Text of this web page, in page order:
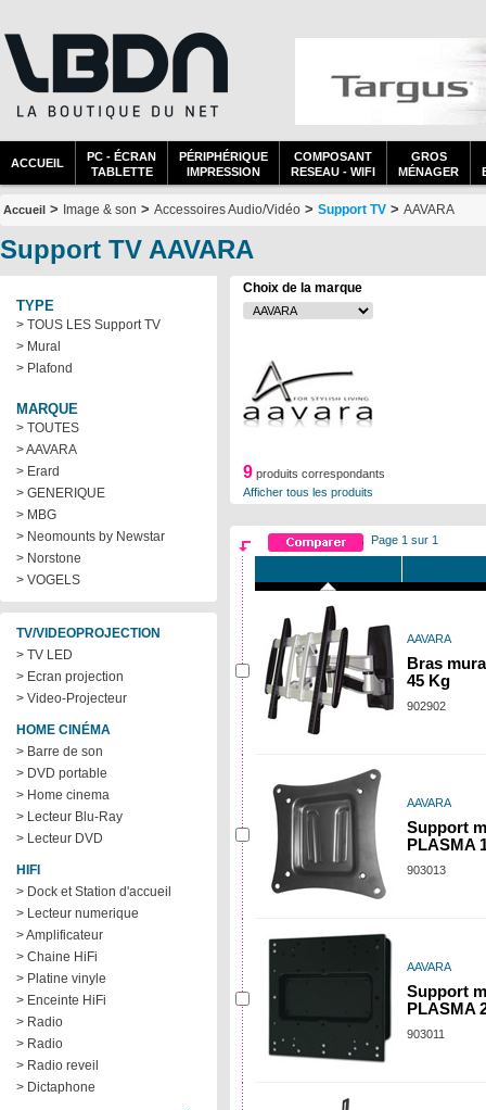
ACCUEIL
PC - ÉCRAN
TABLETTE
PÉRIPHÉRIQUE
IMPRESSION
COMPOSANT
RESEAU - WIFI
GROS
MÉNAGER
Accueil > Image & son > Accessoires Audio/Vidéo > Support TV > AAVARA
Support TV AAVARA
TYPE
> TOUS LES Support TV
> Mural
> Plafond
MARQUE
> TOUTES
> AAVARA
> Erard
> GENERIQUE
> MBG
> Neomounts by Newstar
> Norstone
> VOGELS
TV/VIDEOPROJECTION
> TV LED
> Ecran projection
> Video-Projecteur
HOME CINÉMA
> Barre de son
> DVD portable
> Home cinema
> Lecteur Blu-Ray
> Lecteur DVD
HIFI
> Dock et Station d'accueil
> Lecteur numerique
> Amplificateur
> Chaine HiFi
> Platine vinyle
> Enceinte HiFi
> Radio
> Radio
> Radio reveil
> Dictaphone
Choix de la marque
9 produits correspondants
Afficher tous les produits
Page 1 sur 1
AAVARA
Bras
45 Kg
902902
AAVARA
Support
PLASMA
903013
AAVARA
Support
PLASMA
903011